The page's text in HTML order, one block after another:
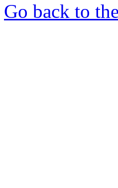
Go back to